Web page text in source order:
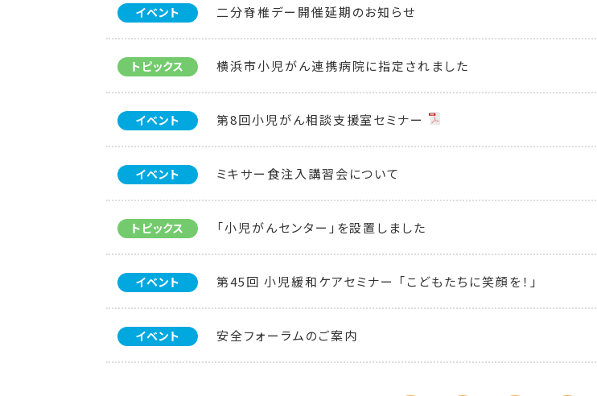
イベント 二分脊椎デー開催延期のお知らせ
トピックス 横浜市小児がん連携病院に指定されました
イベント 第8回小児がん相談支援室セミナー
イベント ミキサー食注入講習会について
トピックス 「小児がんセンター」を設置しました
イベント 第45回 小児緩和ケアセミナー 「こどもたちに笑顔を！」
イベント 安全フォーラムのご案内